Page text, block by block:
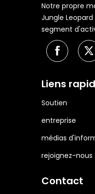
Notre propre
Jungle
segment
Liens
Soutien
entreprise
médias
rejoignez-nous
Contact